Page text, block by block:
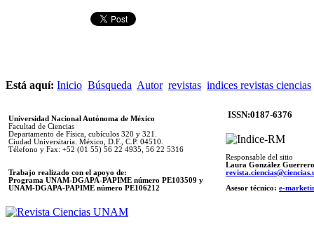
Está aquí: Inicio Búsqueda Autor revistas indices revistas ciencias
Universidad Nacional Autónoma de México
Facultad de Ciencias
Departamento de Física, cubículos 320 y 321.
Ciudad Universitaria. México, D.F., C.P. 04510.
Télefono y Fax: +52 (01 55) 56 22 4935, 56 22 5316
Trabajo realizado con el apoyo de:
Programa UNAM-DGAPA-PAPIME número PE103509 y
UNAM-DGAPA-PAPIME número PE106212
ISSN:0187-6376
Responsable del sitio
Laura González Guerrero
Asesor técnico: e-